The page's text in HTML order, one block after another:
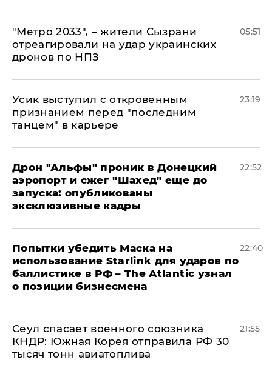
"Метро 2033", – жители Сызрани
отреагировали на удар украинских
дронов по НПЗ
05:51
Усик выступил с откровенным
признанием перед "последним
танцем" в карьере
23:19
Дрон "Альфы" проник в Донецкий
аэропорт и сжег "Шахед" еще до
запуска: опубликованы
эксклюзивные кадры
22:52
Попытки убедить Маска на
использование Starlink для ударов по
баллистике в РФ – The Atlantic узнал
о позиции бизнесмена
22:40
​Сеул спасает военного союзника
КНДР: Южная Корея отправила РФ 30
тысяч тонн авиатоплива
21:55